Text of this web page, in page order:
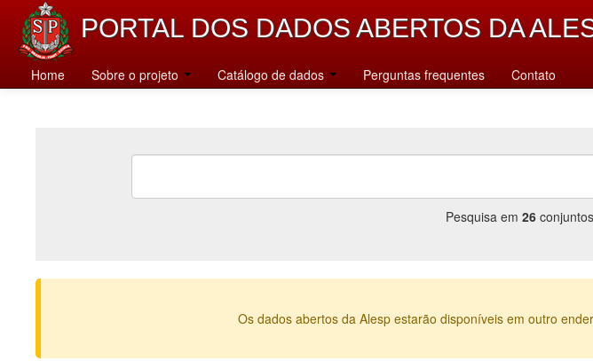
PORTAL DOS DADOS ABERTOS DA
Home Sobre o projeto Catálogo de dados Perguntas frequentes Contato
Pesquisa em 26
Os dados abertos da Alesp estarão disponíveis em outro